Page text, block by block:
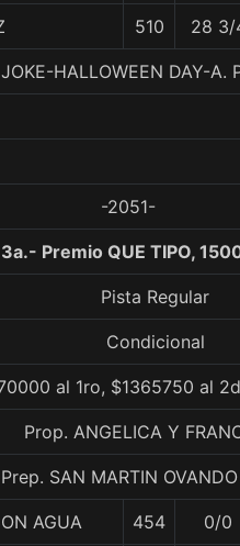
510 28 3/
HALLOWEEN DAY-A.
-2051-
3a.- Premio QUE TIPO,
Pista Regular
Condicional
al 1ro, $1365750 al
Prop. ANGELICA Y
Prep. SAN MARTIN
AGUA 454 0/0